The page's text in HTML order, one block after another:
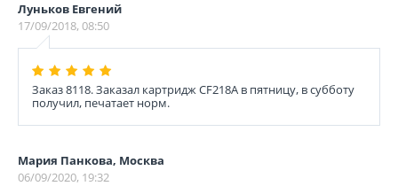
Луньков Евгений
17/09/2018, 08:50
Заказ 8118. Заказал картридж CF218A в пятницу, в субботу
получил, печатает норм.
Мария Панкова, Москва
06/09/2020, 19:32